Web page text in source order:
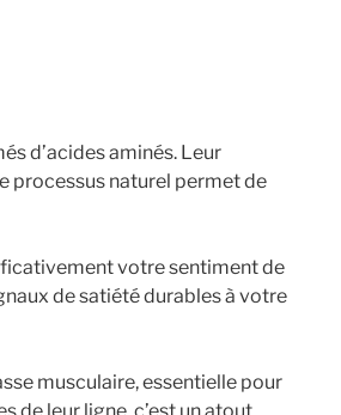
d’acides aminés. Leur
processus naturel permet de
votre sentiment de
de satiété durables à votre
musculaire, essentielle pour